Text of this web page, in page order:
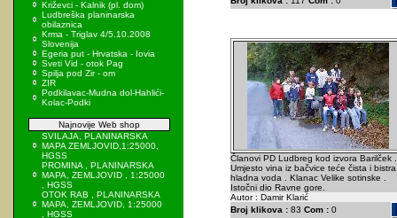
Križevci - Kalnik (pl. dom)
Ludbreška planinarska
obilaznica
Krma - Triglav 4/5.10.2008
Slovenija
Egeria put - Hrvatska - Iovia
Sveti Vid - otok Pag
Spilja pod Zir - om
ZIR
Podkilavac-Mudna dol-Hahlići-
Kolac-Podki
Najnovije Web shop
SVILAJA, PLANINARSKA
MAPA ZEMLJOVID,1:25000,
HGSS
PROMINA , PLANINARSKA
MAPA, ZEMLJOVID , 1:25000
, HGSS
OTOK RAB , PLANINARSKA
MAPA, ZEMLJOVID, 1:25000
, HGSS
Članovi PD Ludbreg kod izvora Barilček .
Umjesto vina iz bačvice teće čista i bistra
hladna voda . Klanac Velike sotinske .
Istočni dio Ravne gore.
Autor : Damir Klarić
Broj klikova :83 Com :0